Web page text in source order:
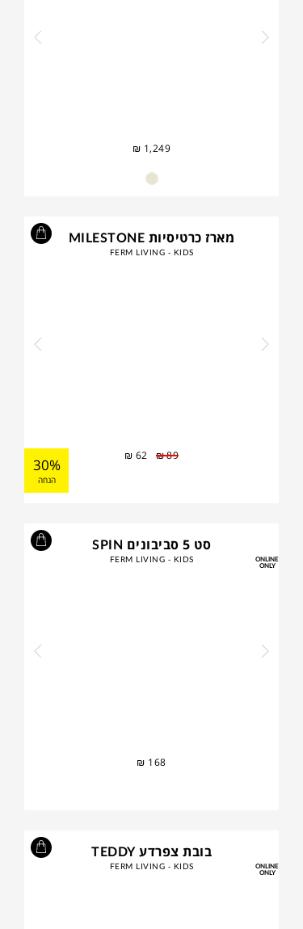
₪ 1,249
מארז כרטיסיות MILESTONE
FERM LIVING - KIDS
₪89
₪ 62
30%
הנחה
ONLINE
ONLY
סט 5 סביבונים SPIN
FERM LIVING - KIDS
₪ 168
ONLINE
ONLY
בובת צפרדע TEDDY
FERM LIVING - KIDS